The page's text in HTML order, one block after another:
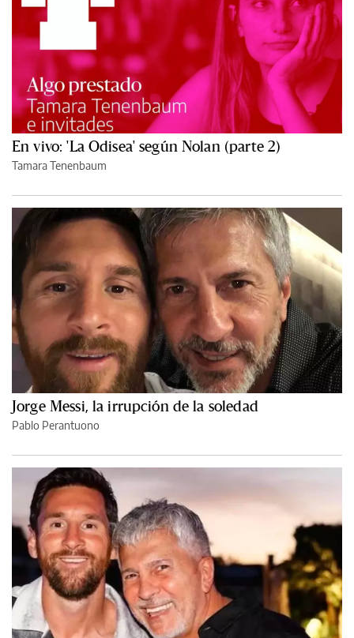
En vivo: 'La Odisea' según Nolan (parte 2)
Tamara Tenenbaum
Jorge Messi, la irrupción de la soledad
Pablo Perantuono